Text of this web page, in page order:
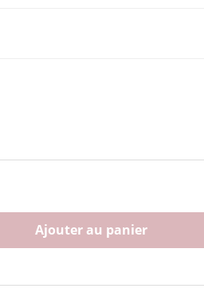
Ajouter au panier